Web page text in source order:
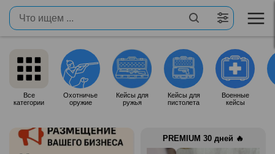
Все
категории
Охотничье
оружие
Кейсы для
ружья
Кейсы для
пистолета
Военные
кейсы
PREMIUM 30 дней 🔥